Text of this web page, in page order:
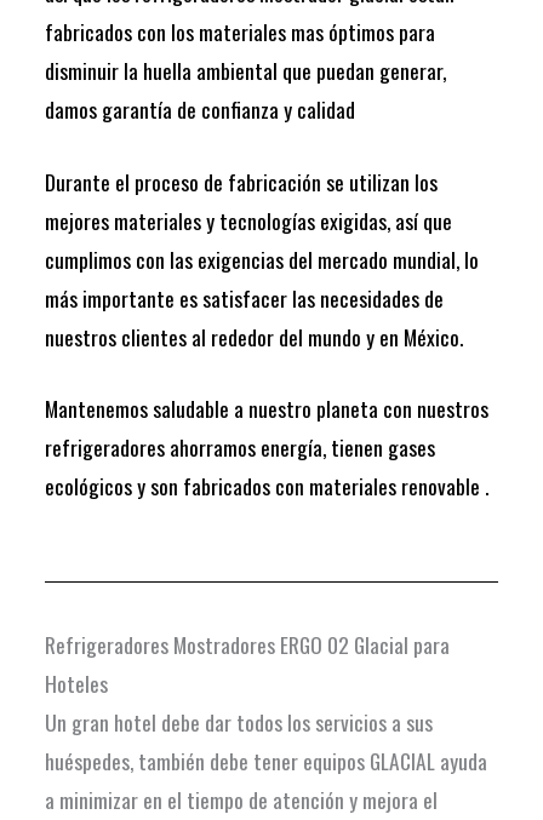
fabricados con los materiales mas óptimos para
disminuir la huella ambiental que puedan generar,
damos garantía de confianza y calidad
Durante el proceso de fabricación se utilizan los
mejores materiales y tecnologías exigidas, así que
cumplimos con las exigencias del mercado mundial, lo
más importante es satisfacer las necesidades de
nuestros clientes al rededor del mundo y en México.
Mantenemos saludable a nuestro planeta con nuestros
refrigeradores ahorramos energía, tienen gases
ecológicos y son fabricados con materiales renovable .
Refrigeradores Mostradores ERGO 02 Glacial para
Hoteles
Un gran hotel debe dar todos los servicios a sus
huéspedes, también debe tener equipos GLACIAL ayuda
a minimizar en el tiempo de atención y mejora el